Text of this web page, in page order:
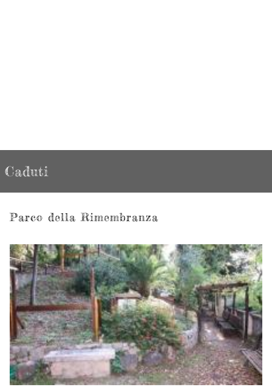
Caduti
Parco della Rimembranza